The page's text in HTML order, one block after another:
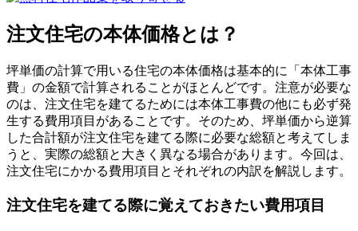
注文住宅の本体価格とは？
坪単価の計算で用いる住宅の本体価格は基本的に「本体工事
費」の金額で計算されることがほとんどです。注意が必要な
のは、注文住宅を建てるためには本体工事費の他にも必ず発
生する費用項目があることです。そのため、坪単価から逆算
した合計額が注文住宅を建てる際に必要な総額と考えてしま
うと、実際の総額と大きく異なる場合があります。今回は、
注文住宅にかかる費用項目とそれぞれの内訳を解説します。
注文住宅を建てる際に覚えておきたい費用項目